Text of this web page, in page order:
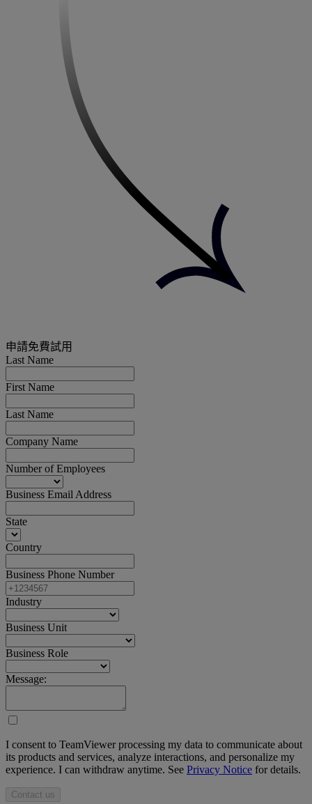
申請免費試用
Last Name
First Name
Last Name
Company Name
Number of Employees
Business Email Address
State
Country
Business Phone Number
Industry
Business Unit
Business Role
Message:
I consent to TeamViewer processing my data to communicate about
its products and services, analyze interactions, and personalize my
experience. I can withdraw anytime. See Privacy Notice for details.
Contact us